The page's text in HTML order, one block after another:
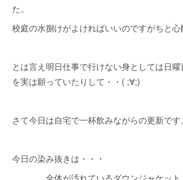
た。
校庭の水捌けがよければいいのですがちと心
とは言え明日仕事で行けない身としては日
を実は願っていたりして・・( ;∀;)
さて今日は自宅で一杯飲みながらの更新です。
今日の染み抜きは・・・
全体が汚れているダウンジャ